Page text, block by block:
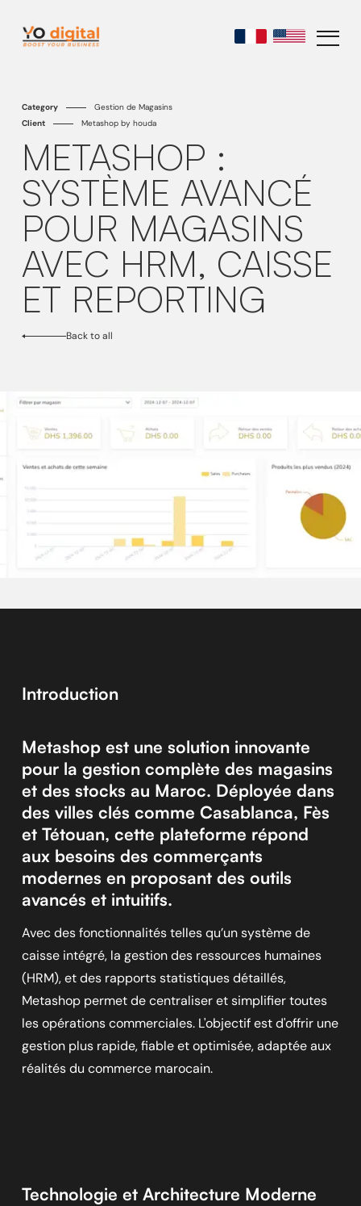
Category
Gestion de Magasins
Client
Metashop by houda
METASHOP :
SYSTÈME AVANCÉ
POUR MAGASINS
AVEC HRM, CAISSE
ET REPORTING
Back to all
Introduction
Metashop est une solution innovante
pour la gestion complète des magasins
et des stocks au Maroc. Déployée dans
des villes clés comme Casablanca, Fès
et Tétouan, cette plateforme répond
aux besoins des commerçants
modernes en proposant des outils
avancés et intuitifs.
Avec des fonctionnalités telles qu’un système de
caisse intégré, la gestion des ressources humaines
(HRM), et des rapports statistiques détaillés,
Metashop permet de centraliser et simplifier toutes
les opérations commerciales. L'objectif est d'offrir une
gestion plus rapide, fiable et optimisée, adaptée aux
réalités du commerce marocain.
Technologie et Architecture Moderne